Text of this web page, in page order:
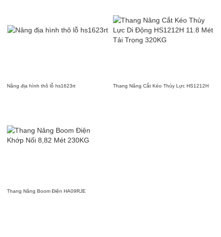
Nâng địa hình thô lỗ hs1623rt Thang Nâng Cắt Kéo Thủy Lực HS1212H
Thang Nâng Boom Điện HA09RJE